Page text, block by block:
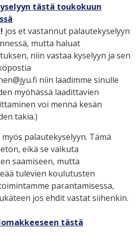
tästä toukokuun
jos et vastannut palautekyselyyn
mutta haluat
niin vastaa kyselyyn ja sen
niin laadimme sinulle
myöhässä laadittavien
voi mennä kesän
takia.)
palautekyselyyn. Tämä
eikä se vaikuta
saamiseen, mutta
tulevien koulutusten
parantamisessa,
jos ehdit vastat siihenkin.
tästä